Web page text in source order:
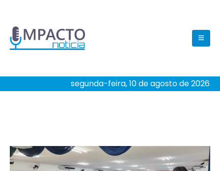
segunda-feira, 10 de agosto de 2026